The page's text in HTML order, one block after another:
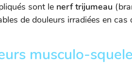
sont le nerf trijumeau
de douleurs irradiées en
musculo-